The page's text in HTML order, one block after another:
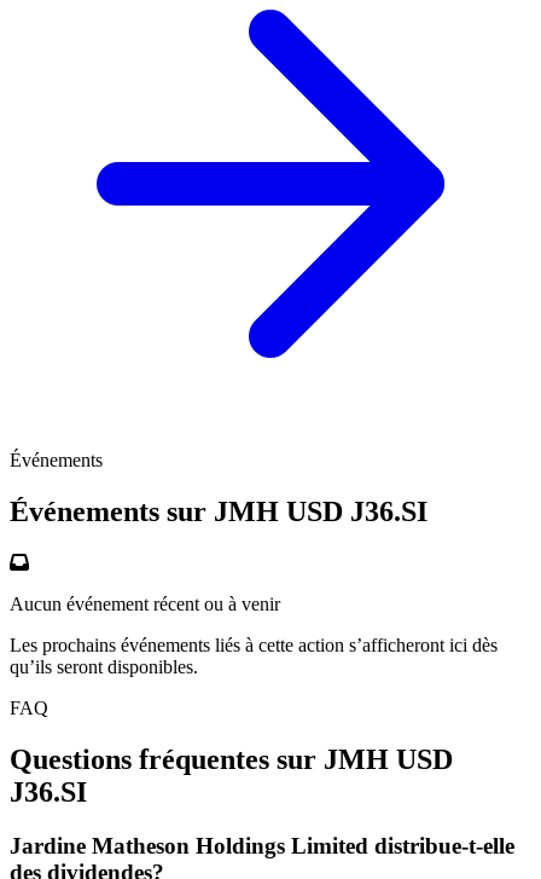
Événements
Événements sur JMH USD J36.SI
Aucun événement récent ou à venir
Les prochains événements liés à cette action s’afficheront ici dès
qu’ils seront disponibles.
FAQ
Questions fréquentes sur JMH USD
J36.SI
Jardine Matheson Holdings Limited distribue-t-elle
des dividendes?